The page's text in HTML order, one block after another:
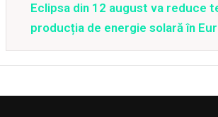
Eclipsa din 12 august va reduce
producția de energie solară în